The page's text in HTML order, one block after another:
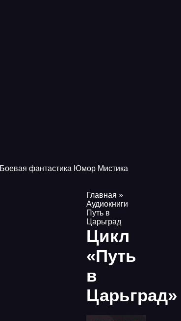
Боевая фантастика Юмор Мистика
Главная »
Аудиокниги
Путь в
Царьград
Цикл
«Путь
в
Царьград»